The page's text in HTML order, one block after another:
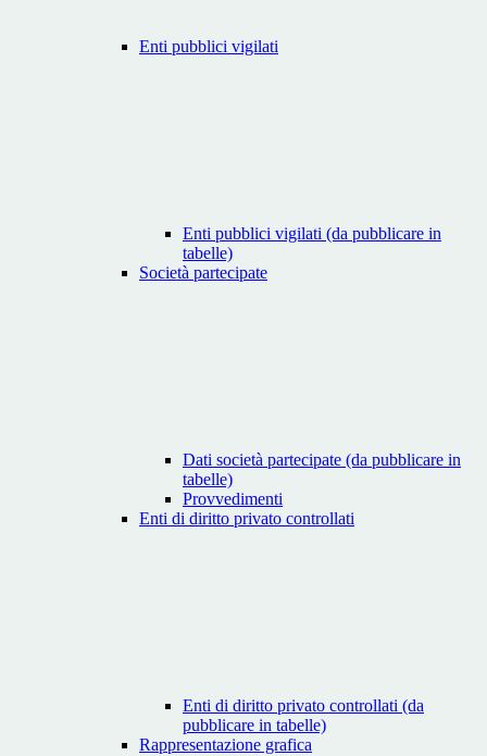
Enti pubblici vigilati
Enti pubblici vigilati (da pubblicare in
tabelle)
Società partecipate
Dati società partecipate (da pubblicare in
tabelle)
Provvedimenti
Enti di diritto privato controllati
Enti di diritto privato controllati (da
pubblicare in tabelle)
Rappresentazione grafica